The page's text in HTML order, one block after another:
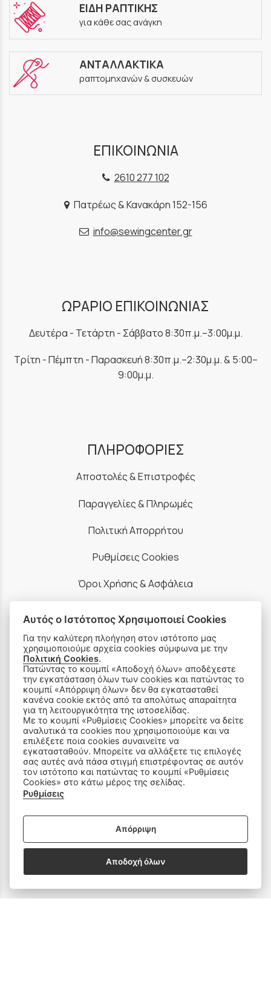
ΕΙΔΗ ΡΑΠΤΙΚΗΣ
για κάθε σας ανάγκη
ΑΝΤΑΛΛΑΚΤΙΚΑ
ραπτομηχανών & συσκευών
ΕΠΙΚΟΙΝΩΝΙΑ
2610 277 102
Πατρέως & Κανακάρη 152-156
info@sewingcenter.gr
ΩΡΑΡΙΟ ΕΠΙΚΟΙΝΩΝΙΑΣ
Δευτέρα - Τετάρτη - Σάββατο 8:30π.μ.–3:00μ.μ.
Τρίτη - Πέμπτη - Παρασκευή 8:30π.μ.–2:30μ.μ. & 5:00–
9:00μ.μ.
ΠΛΗΡΟΦΟΡΙΕΣ
Αποστολές & Επιστροφές
Παραγγελίες & Πληρωμές
Πολιτική Απορρήτου
Ρυθμίσεις Cookies
Όροι Χρήσης & Ασφάλεια
ΠΡΟΪΟΝΤΑ
Ραπτομηχανές
Οικιακός Εξοπλισμός
Είδη Ραπτικής
Ανταλλακτικά
Αυτός ο Ιστότοπος Χρησιμοποιεί Cookies
Για την καλύτερη πλοήγηση στον ιστότοπο μας
χρησιμοποιούμε αρχεία cookies σύμφωνα με την
Πολιτική Cookies.
Πατώντας το κουμπί «Αποδοχή όλων» αποδέχεστε
την εγκατάσταση όλων των cookies και πατώντας το
κουμπί «Απόρριψη όλων» δεν θα εγκατασταθεί
κανένα cookie εκτός από τα απολύτως απαραίτητα
για τη λειτουργικότητα της ιστοσελίδας.
Με το κουμπί «Ρυθμίσεις Cookies» μπορείτε να δείτε
αναλυτικά τα cookies που χρησιμοποιούμε και να
επιλέξετε ποια cookies συναινείτε να
εγκατασταθούν. Μπορείτε να αλλάξετε τις επιλογές
σας αυτές ανά πάσα στιγμή επιστρέφοντας σε αυτόν
τον ιστότοπο και πατώντας το κουμπί «Ρυθμίσεις
Cookies» στο κάτω μέρος της σελίδας.
Ρυθμίσεις
Απόρριψη
Αποδοχή όλων